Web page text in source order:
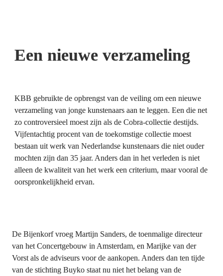
Een nieuwe verzameling
KBB gebruikte de opbrengst van de veiling om een nieuwe
verzameling van jonge kunstenaars aan te leggen. Een die net
zo controversieel moest zijn als de Cobra-collectie destijds.
Vijfentachtig procent van de toekomstige collectie moest
bestaan uit werk van Nederlandse kunstenaars die niet ouder
mochten zijn dan 35 jaar. Anders dan in het verleden is niet
alleen de kwaliteit van het werk een criterium, maar vooral de
oorspronkelijkheid ervan.
De Bijenkorf vroeg Martijn Sanders, de toenmalige directeur
van het Concertgebouw in Amsterdam, en Marijke van der
Vorst als de adviseurs voor de aankopen. Anders dan ten tijde
van de stichting Buyko staat nu niet het belang van de